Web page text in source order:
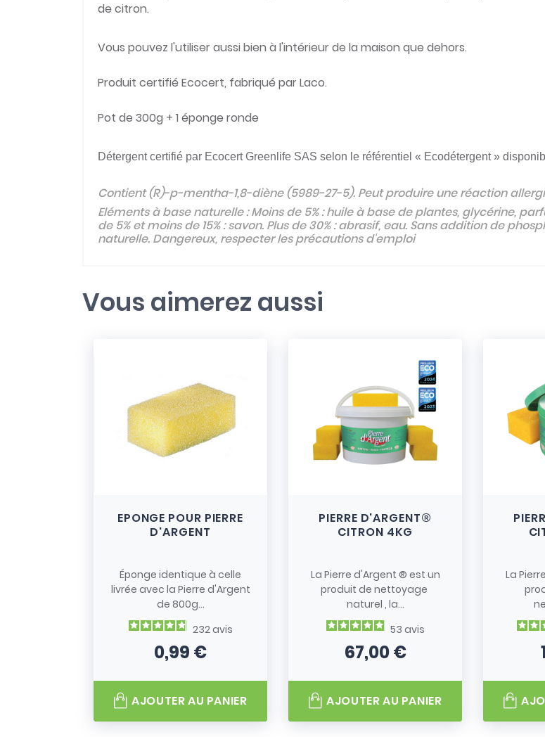
de citron.
Vous pouvez l'utiliser aussi bien à l'intérieur de la maison que dehors.
Produit certifié Ecocert, fabriqué par Laco.
Pot de 300g + 1 éponge ronde
Détergent certifié par Ecocert Greenlife SAS selon le référentiel « Ecodétergent »
Contient (R)-p-mentha-1,8-diène (5989-27-5). Peut produire une réaction
Eléments à base naturelle : Moins de 5% : huile à base de plantes, glycérine,
de 5% et moins de 15% : savon. Plus de 30% : abrasif, eau. Sans addition de
naturelle. Dangereux, respecter les précautions d'emploi
Vous aimerez aussi
EPONGE POUR PIERRE
D'ARGENT
Éponge identique à celle
livrée avec la Pierre d'Argent
de 800g...
232avis
Prix
0,99 €
AJOUTER AU PANIER
PIERRE D'ARGENT®
CITRON 4KG
La Pierre d'Argent ® est un
produit de nettoyage
naturel , la...
53 avis
Prix
67,00 €
AJOUTER AU PANIER
La